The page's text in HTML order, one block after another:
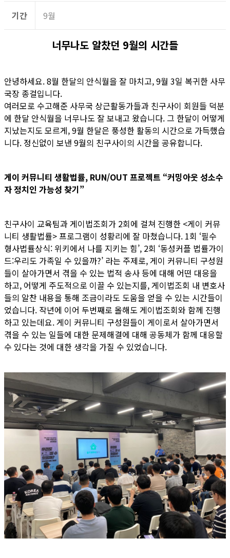
기간 9월
너무나도 알찼던 9월의 시간들
안녕하세요. 8월 한달의 안식월을 잘 마치고, 9월 3일 복귀한 사무
국장 종걸입니다.
여러모로 수고해준 사무국 상근활동가들과 친구사이 회원들 덕분
에 한달 안식월을 너무나도 잘 보내고 왔습니다. 그 한달이 어떻게
지났는지도 모르게, 9월 한달은 풍성한 활동의 시간으로 가득했습
니다. 정신없이 보낸 9월의 친구사이의 시간을 공유합니다.
게이 커뮤니티 생활법률, RUN/OUT 프로젝트 “커밍아웃 성소수
자 정치인 가능성 찾기”
친구사이 교육팀과 게이법조회가 2회에 걸쳐 진행한 <게이 커뮤
니티 생활법률> 프로그램이 성황리에 잘 마쳤습니다. 1회 ‘필수
형사법률상식: 위키에서 나를 지키는 힘’, 2회 ‘동성커플 법률가이
드:우리도 가족일 수 있을까?’ 라는 주제로, 게이 커뮤니티 구성원
들이 살아가면서 겪을 수 있는 법적 송사 등에 대해 어떤 대응을
하고, 어떻게 주도적으로 이끌 수 있는지를, 게이법조회 내 변호사
들의 알찬 내용을 통해 조금이라도 도움을 얻을 수 있는 시간들이
었습니다. 작년에 이어 두번째로 올해도 게이법조회와 함께 진행
하고 있는데요. 게이 커뮤니티 구성원들이 게이로서 살아가면서
겪을 수 있는 일들에 대한 문제해결에 대해 공동체가 함께 대응할
수 있다는 것에 대한 생각을 가질 수 있었습니다.